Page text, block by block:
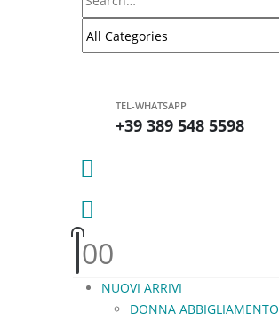
TEL-WHATSAPP
+39 389 548 5598
00
NUOVI ARRIVI
DONNA ABBIGLIAMENTO